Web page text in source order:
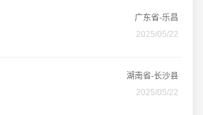
广东省-乐昌
2025/05/22
湖南省-长沙县
2025/05/22